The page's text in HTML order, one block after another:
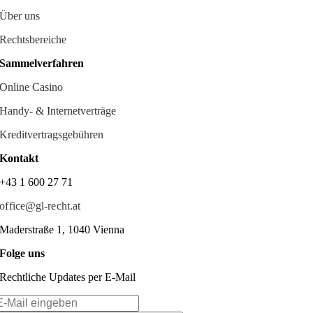
Über uns
Rechtsbereiche
Sammelverfahren
Online Casino
Handy- & Internetverträge
Kreditvertragsgebühren
Kontakt
+43 1 600 27 71
office@gl-recht.at
Maderstraße 1, 1040 Vienna
Folge uns
Rechtliche Updates per E-Mail